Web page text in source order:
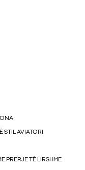
STIL AVIATORI
PRERJE TË LIRSHME